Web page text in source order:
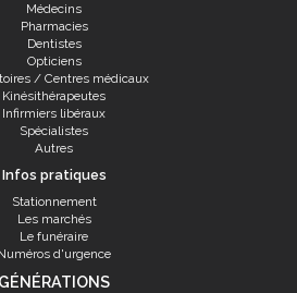
Médecins
Pharmacies
Dentistes
Opticiens
/ Centres médicaux
Kinésithérapeutes
Infirmiers libéraux
Spécialistes
Autres
Infos pratiques
Stationnement
Les marchés
Le funéraire
d'urgence
GÉNÉRATIONS